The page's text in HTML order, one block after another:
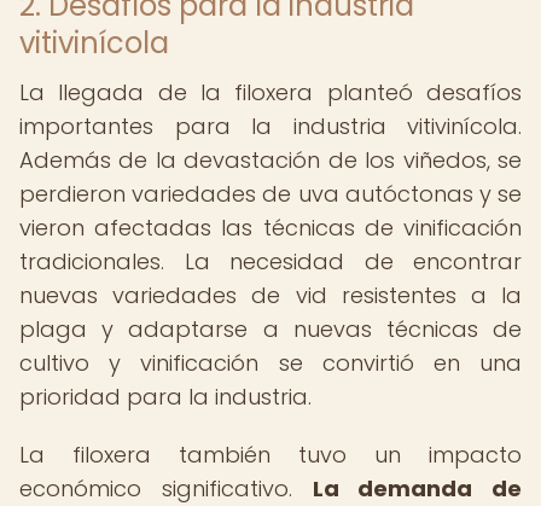
vitivinícola
La llegada de la filoxera planteó desafíos
importantes para la industria vitivinícola.
Además de la devastación de los viñedos, se
perdieron variedades de uva autóctonas y se
vieron afectadas las técnicas de vinificación
tradicionales. La necesidad de encontrar
nuevas variedades de vid resistentes a la
plaga y adaptarse a nuevas técnicas de
cultivo y vinificación se convirtió en una
prioridad para la industria.
La filoxera también tuvo un impacto
económico significativo. La demanda de